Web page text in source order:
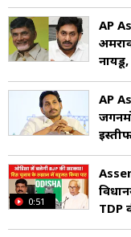
AP
नायडू,
AP
0:51
TDP